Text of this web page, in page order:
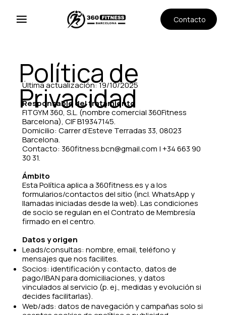
Contacto
Política de
Privacidad
Última actualización: 19/10/2025
Responsable del tratamiento
FITGYM 360, S.L. (nombre comercial 360Fitness
Barcelona), CIF B19347145.
Domicilio: Carrer d’Esteve Terradas 33, 08023
Barcelona.
Contacto: 360fitness.bcn@gmail.com | +34 663 90
30 31.
Ámbito
Esta Política aplica a 360fitness.es y a los
formularios/contactos del sitio (incl. WhatsApp y
llamadas iniciadas desde la web). Las condiciones
de socio se regulan en el Contrato de Membresía
firmado en el centro.
Datos y origen
Leads/consultas: nombre, email, teléfono y
mensajes que nos facilites.
Socios: identificación y contacto, datos de
pago/IBAN para domiciliaciones, y datos
vinculados al servicio (p. ej., medidas y evolución si
decides facilitarlas).
Web/ads: datos de navegación y campañas solo si